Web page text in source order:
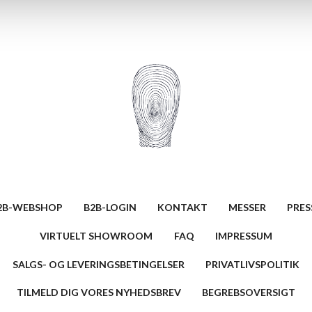
WEBSHOP B2B-LOGIN KONTAKT MESSER
VIRTUELT SHOWROOM FAQ IMPRESSUM
SALGS- OG LEVERINGSBETINGELSER PRIVATLIVSPOLITIK
TILMELD DIG VORES NYHEDSBREV BEGREBSOVERSIGT